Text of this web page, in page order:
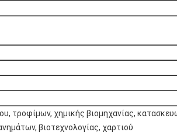
τροφίμων, χημικής βιομηχανίας,
βιοτεχνολογίας, χαρτιού